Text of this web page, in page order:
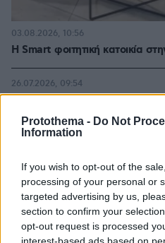
Protothema - Do Not
Information
If you wish to opt-out of the
processing of your personal or
targeted advertising by us,
section to confirm your
opt-out request is processed
interest-based ads based on
Η Smart φοιτητική κατοικία
03.08.2026, 10:56
σε Bάζει στην Aγορά Eργασίας
26.07.2026, 09:54
14+1 λόγοι που αξίζει να
15 χρόνων του Spetses Mini
ΣΧΟΛΙΑ
ΠΡΟΣΘΗΚΗ ΣΧΟΛΙΟΥ